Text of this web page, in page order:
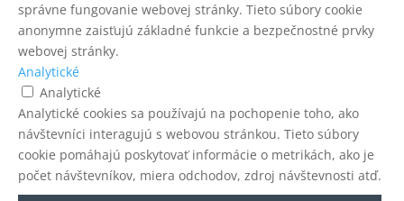
správne fungovanie webovej stránky. Tieto súbory cookie
anonymne zaisťujú základné funkcie a bezpečnostné prvky
webovej stránky.
Analytické
Analytické
Analytické cookies sa používajú na pochopenie toho, ako
návštevníci interagujú s webovou stránkou. Tieto súbory
cookie pomáhajú poskytovať informácie o metrikách, ako je
počet návštevníkov, miera odchodov, zdroj návštevnosti atď.